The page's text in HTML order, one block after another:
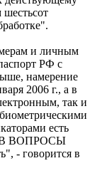
шестьсот
и личным
РФ с
намерение
2006 г., а в
так и
есть
В ВОПРОСЫ
- говорится в